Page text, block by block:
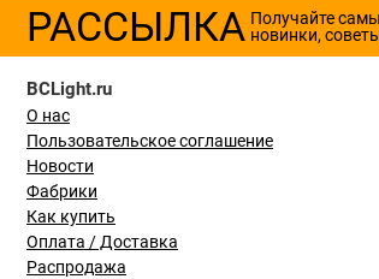
РАССЫЛКА Получайте
новинки,
BCLight.ru
О нас
Пользовательское соглашение
Новости
Фабрики
Как купить
Оплата / Доставка
Распродажа